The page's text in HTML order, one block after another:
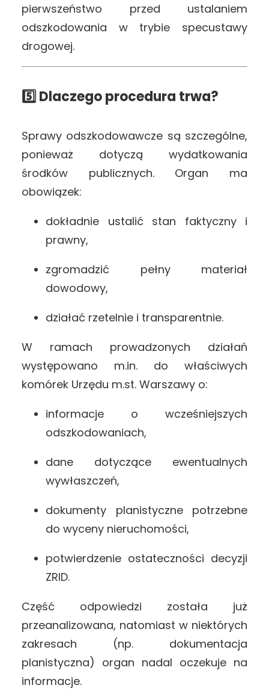
pierwszeństwo przed ustalaniem
odszkodowania w trybie specustawy
drogowej.
5️⃣ Dlaczego procedura trwa?
Sprawy odszkodowawcze są szczególne,
ponieważ dotyczą wydatkowania
środków publicznych. Organ ma
obowiązek:
dokładnie ustalić stan faktyczny i
prawny,
zgromadzić pełny materiał
dowodowy,
działać rzetelnie i transparentnie.
W ramach prowadzonych działań
występowano m.in. do właściwych
komórek Urzędu m.st. Warszawy o:
informacje o wcześniejszych
odszkodowaniach,
dane dotyczące ewentualnych
wywłaszczeń,
dokumenty planistyczne potrzebne
do wyceny nieruchomości,
potwierdzenie ostateczności decyzji
ZRID.
Część odpowiedzi została już
przeanalizowana, natomiast w niektórych
zakresach (np. dokumentacja
planistyczna) organ nadal oczekuje na
informacje.